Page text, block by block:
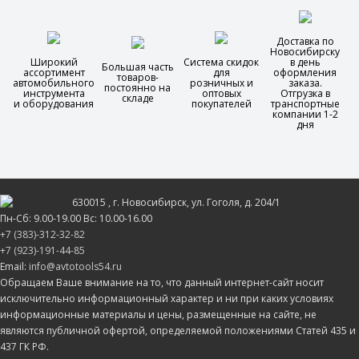
Широкий
ассортимент
автомобильного
инструмента
и оборудования
Большая часть
товаров-
постоянно на
складе
Система скидок
для
розничных и
оптовых
покупателей
Доставка по
Новосибирску
в день
оформления
заказа.
Отгрузка в
транспортные
компании 1-2
дня
630015 , г. Новосибирск, ул. Гоголя, д. 204/1
Пн-Сб: 9.00-19.00 Вс: 10.00-16.00
+7 (383)-312-32-82
+7 (923)-191-44-85
Email: info@avtotools54.ru
Обращаем Ваше внимание на то, что данный интернет-сайт носит
исключительно информационный характер и ни при каких условиях
информационные материалы и цены, размещенные на сайте, не
являются публичной офертой, определяемой положениями Статей 435 и
437 ГК РФ.